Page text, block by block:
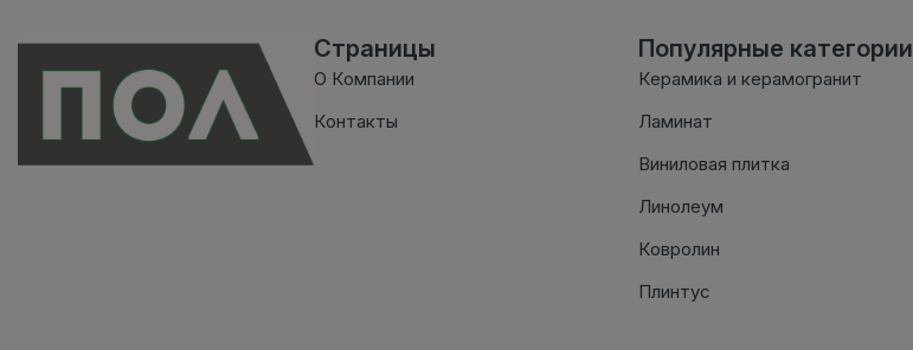
Страницы
О Компании
Контакты
Популярные категории
Керамика и керамогранит
Ламинат
Виниловая плитка
Линолеум
Ковролин
Плинтус